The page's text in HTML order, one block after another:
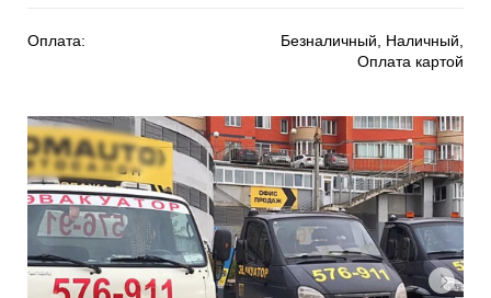
Оплата:
Безналичный, Наличный,
Оплата картой